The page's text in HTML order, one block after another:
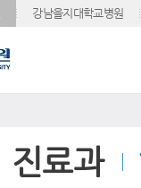
강남을지대학교병원
진료과